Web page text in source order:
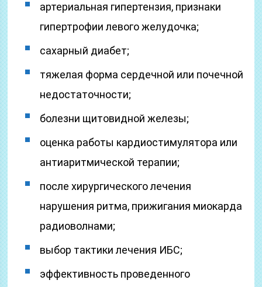
артериальная гипертензия, признаки
гипертрофии левого желудочка;
сахарный диабет;
тяжелая форма сердечной или почечной
недостаточности;
болезни щитовидной железы;
оценка работы кардиостимулятора или
антиаритмической терапии;
после хирургического лечения
нарушения ритма, прижигания миокарда
радиоволнами;
выбор тактики лечения ИБС;
эффективность проведенного